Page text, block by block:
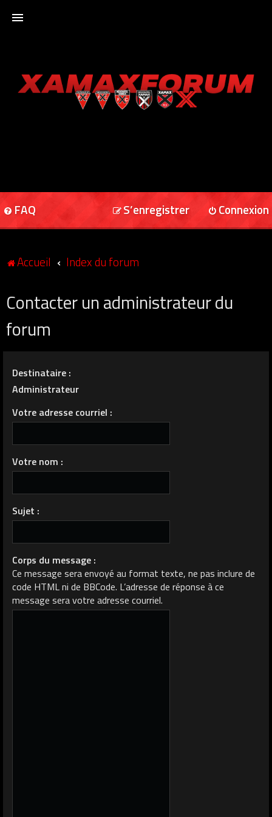
XAMAXFORUM
FAQ Connexion
S’enregistrer
Accueil Index du forum
Contacter un administrateur du
forum
Destinataire :
Administrateur
Votre adresse courriel :
Votre nom :
Sujet :
Corps du message :
Ce message sera envoyé au format texte, ne pas inclure de
code HTML ni de BBCode. L’adresse de réponse à ce
message sera votre adresse courriel.